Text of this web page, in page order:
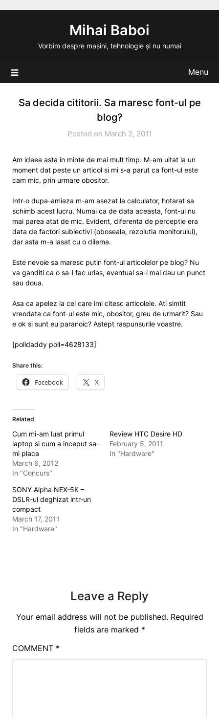
Mihai Baboi
Vorbim despre mașini, tehnologie și nu numai
Menu
Sa decida cititorii. Sa maresc font-ul pe
blog?
Posted on March 2, 2011
Am ideea asta in minte de mai mult timp. M-am uitat la un
moment dat peste un articol si mi s-a parut ca font-ul este
cam mic, prin urmare obositor.
Intr-o dupa-amiaza m-am asezat la calculator, hotarat sa
schimb acest lucru. Numai ca de data aceasta, font-ul nu
mai parea atat de mic. Evident, diferenta de perceptie era
data de factori subiectivi (oboseala, rezolutia monitorului),
dar asta m-a lasat cu o dilema.
Este nevoie sa maresc putin font-ul articolelor pe blog? Nu
va ganditi ca o sa-l fac urias, eventual sa-i mai dau un punct
sau doua.
Asa ca apelez la cei care imi citesc articolele. Ati simtit
vreodata ca font-ul este mic, obositor, greu de urmarit? Sau
e ok si sunt eu paranoic? Astept raspunsurile voastre.
[polldaddy poll=4628133]
Share this:
Facebook X
Related
Cum mi-am luat primul
laptop si cum a inceput sa-
mi placa
March 6, 2012
In "Concurs"
Review HTC Desire HD
February 5, 2011
In "Hardware"
SONY Alpha NEX-5K –
DSLR-ul deghizat intr-un
compact
March 17, 2011
In "Hardware"
Leave a Reply
Your email address will not be published. Required
fields are marked *
COMMENT *